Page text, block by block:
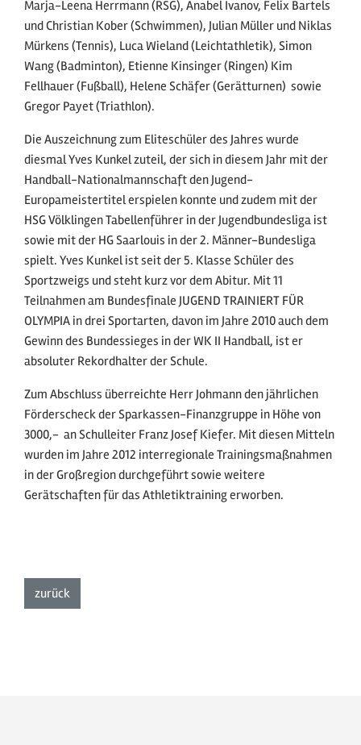
Marja-Leena Herrmann (RSG), Anabel Ivanov, Felix Bartels
und Christian Kober (Schwimmen), Julian Müller und Niklas
Mürkens (Tennis), Luca Wieland (Leichtathletik), Simon
Wang (Badminton), Etienne Kinsinger (Ringen) Kim
Fellhauer (Fußball), Helene Schäfer (Gerätturnen) sowie
Gregor Payet (Triathlon).
Die Auszeichnung zum Eliteschüler des Jahres wurde
diesmal Yves Kunkel zuteil, der sich in diesem Jahr mit der
Handball-Nationalmannschaft den Jugend-
Europameistertitel erspielen konnte und zudem mit der
HSG Völklingen Tabellenführer in der Jugendbundesliga ist
sowie mit der HG Saarlouis in der 2. Männer-Bundesliga
spielt. Yves Kunkel ist seit der 5. Klasse Schüler des
Sportzweigs und steht kurz vor dem Abitur. Mit 11
Teilnahmen am Bundesfinale JUGEND TRAINIERT FÜR
OLYMPIA in drei Sportarten, davon im Jahre 2010 auch dem
Gewinn des Bundessieges in der WK II Handball, ist er
absoluter Rekordhalter der Schule.
Zum Abschluss überreichte Herr Johmann den jährlichen
Förderscheck der Sparkassen-Finanzgruppe in Höhe von
3000,-  an Schulleiter Franz Josef Kiefer. Mit diesen Mitteln
wurden im Jahre 2012 interregionale Trainingsmaßnahmen
in der Großregion durchgeführt sowie weitere
Gerätschaften für das Athletiktraining erworben.
zurück